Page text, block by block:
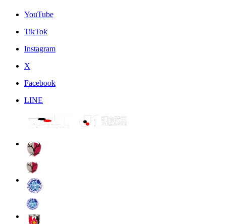
YouTube
TikTok
Instagram
X
Facebook
LINE